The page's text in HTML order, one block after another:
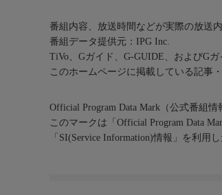
番組内容、放送時間などが実際の放送
番組データ提供元：IPG Inc.
TiVo、Gガイド、G-GUIDE、およびG
このホームページに掲載している記事
Official Program Data Mark（公式番組情
このマークは「Official Program Data
「SI(Service Information)情報」を利用